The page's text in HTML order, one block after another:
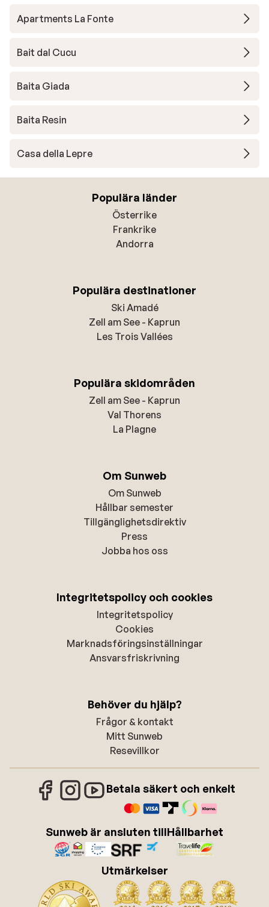
Apartments La Fonte
Bait dal Cucu
Baita Giada
Baita Resin
Casa della Lepre
Populära länder
Österrike
Frankrike
Andorra
Populära destinationer
Ski Amadé
Zell am See - Kaprun
Les Trois Vallées
Populära skidområden
Zell am See - Kaprun
Val Thorens
La Plagne
Om Sunweb
Om Sunweb
Hållbar semester
Tillgänglighetsdirektiv
Press
Jobba hos oss
Integritetspolicy och cookies
Integritetspolicy
Cookies
Marknadsföringsinställningar
Ansvarsfriskrivning
Behöver du hjälp?
Frågor & kontakt
Mitt Sunweb
Resevillkor
Betala säkert och enkelt
Sunweb är ansluten tillHållbarhet
Utmärkelser